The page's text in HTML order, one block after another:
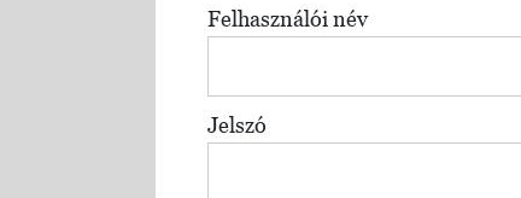
Felhasználói név
Jelszó